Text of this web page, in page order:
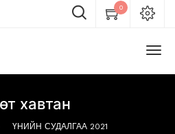
0
хавтан
ҮНИЙН СУДАЛГАА 2021